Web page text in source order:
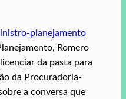
Romero
da pasta para
da Procuradoria-
a conversa que